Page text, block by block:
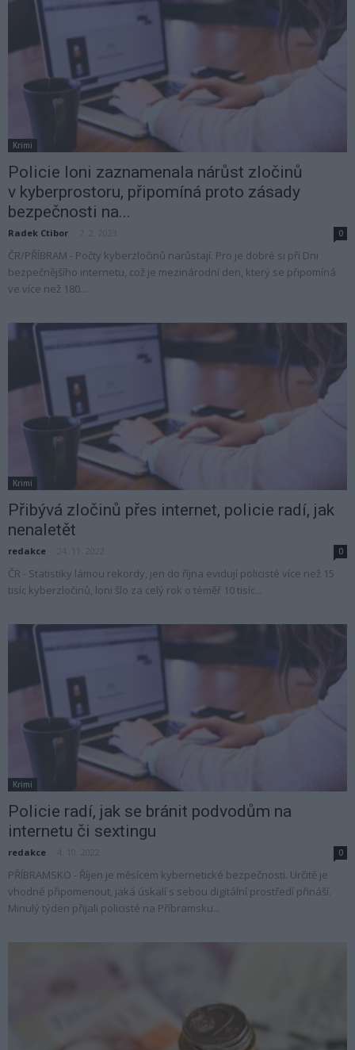
Krimi
Policie loni zaznamenala nárůst zločinů
v kyberprostoru, připomíná proto zásady
bezpečnosti na...
Radek Ctibor 0
ČR/PŘÍBRAM - Počty kyberzločinů narůstají. Pro je dobré si při Dni
bezpečnějšího internetu, což je mezinárodní den, který se připomíná
ve více než 180...
Krimi
Přibývá zločinů přes internet, policie radí, jak
nenaletět
redakce 0
ČR - Statistiky lámou rekordy, jen do října evidují policisté více než 15
tisíc kyberzločinů, loni šlo za celý rok o téměř 10 tisíc...
Krimi
Policie radí, jak se bránit podvodům na
internetu či sextingu
redakce 0
PŘÍBRAMSKO - Říjen je měsícem kybernetické bezpečnosti. Určitě je
vhodné připomenout, jaká úskalí s sebou digitální prostředí přináší.
Minulý týden přijali policisté na Příbramsku...